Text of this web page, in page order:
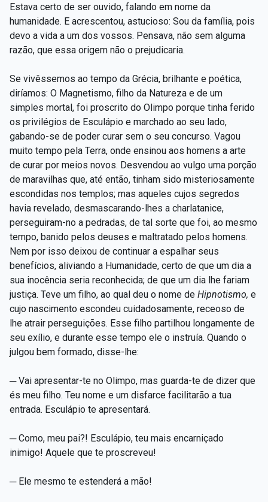
Estava certo de ser ouvido, falando em nome da
humanidade. E acrescentou, astucioso: Sou da família, pois
devo a vida a um dos vossos. Pensava, não sem alguma
razão, que essa origem não o prejudicaria.
Se vivêssemos ao tempo da Grécia, brilhante e poética,
diríamos: O Magnetismo, filho da Natureza e de um
simples mortal, foi proscrito do Olimpo porque tinha ferido
os privilégios de Esculápio e marchado ao seu lado,
gabando-se de poder curar sem o seu concurso. Vagou
muito tempo pela Terra, onde ensinou aos homens a arte
de curar por meios novos. Desvendou ao vulgo uma porção
de maravilhas que, até então, tinham sido misteriosamente
escondidas nos templos; mas aqueles cujos segredos
havia revelado, desmascarando-lhes a charlatanice,
perseguiram-no a pedradas, de tal sorte que foi, ao mesmo
tempo, banido pelos deuses e maltratado pelos homens.
Nem por isso deixou de continuar a espalhar seus
benefícios, aliviando a Humanidade, certo de que um dia a
sua inocência seria reconhecida; de que um dia lhe fariam
justiça. Teve um filho, ao qual deu o nome de Hipnotismo, e
cujo nascimento escondeu cuidadosamente, receoso de
lhe atrair perseguições. Esse filho partilhou longamente de
seu exílio, e durante esse tempo ele o instruía. Quando o
julgou bem formado, disse-lhe:
─ Vai apresentar-te no Olimpo, mas guarda-te de dizer que
és meu filho. Teu nome e um disfarce facilitarão a tua
entrada. Esculápio te apresentará.
─ Como, meu pai?! Esculápio, teu mais encarniçado
inimigo! Aquele que te proscreveu!
─ Ele mesmo te estenderá a mão!